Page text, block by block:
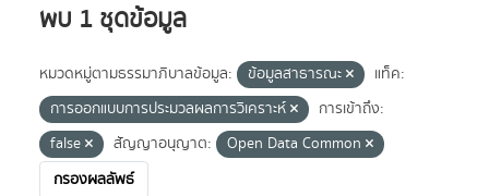
พบ 1 ชุดข้อมูล
หมวดหมู่ตามธรรมาภิบาลข้อมูล: ข้อมูลสาธารณะ
แท็ค:
การออกแบบการประมวลผลการวิเคราะห์
การเข้าถึง:
false
สัญญาอนุญาต:
Open Data Common
กรองผลลัพธ์